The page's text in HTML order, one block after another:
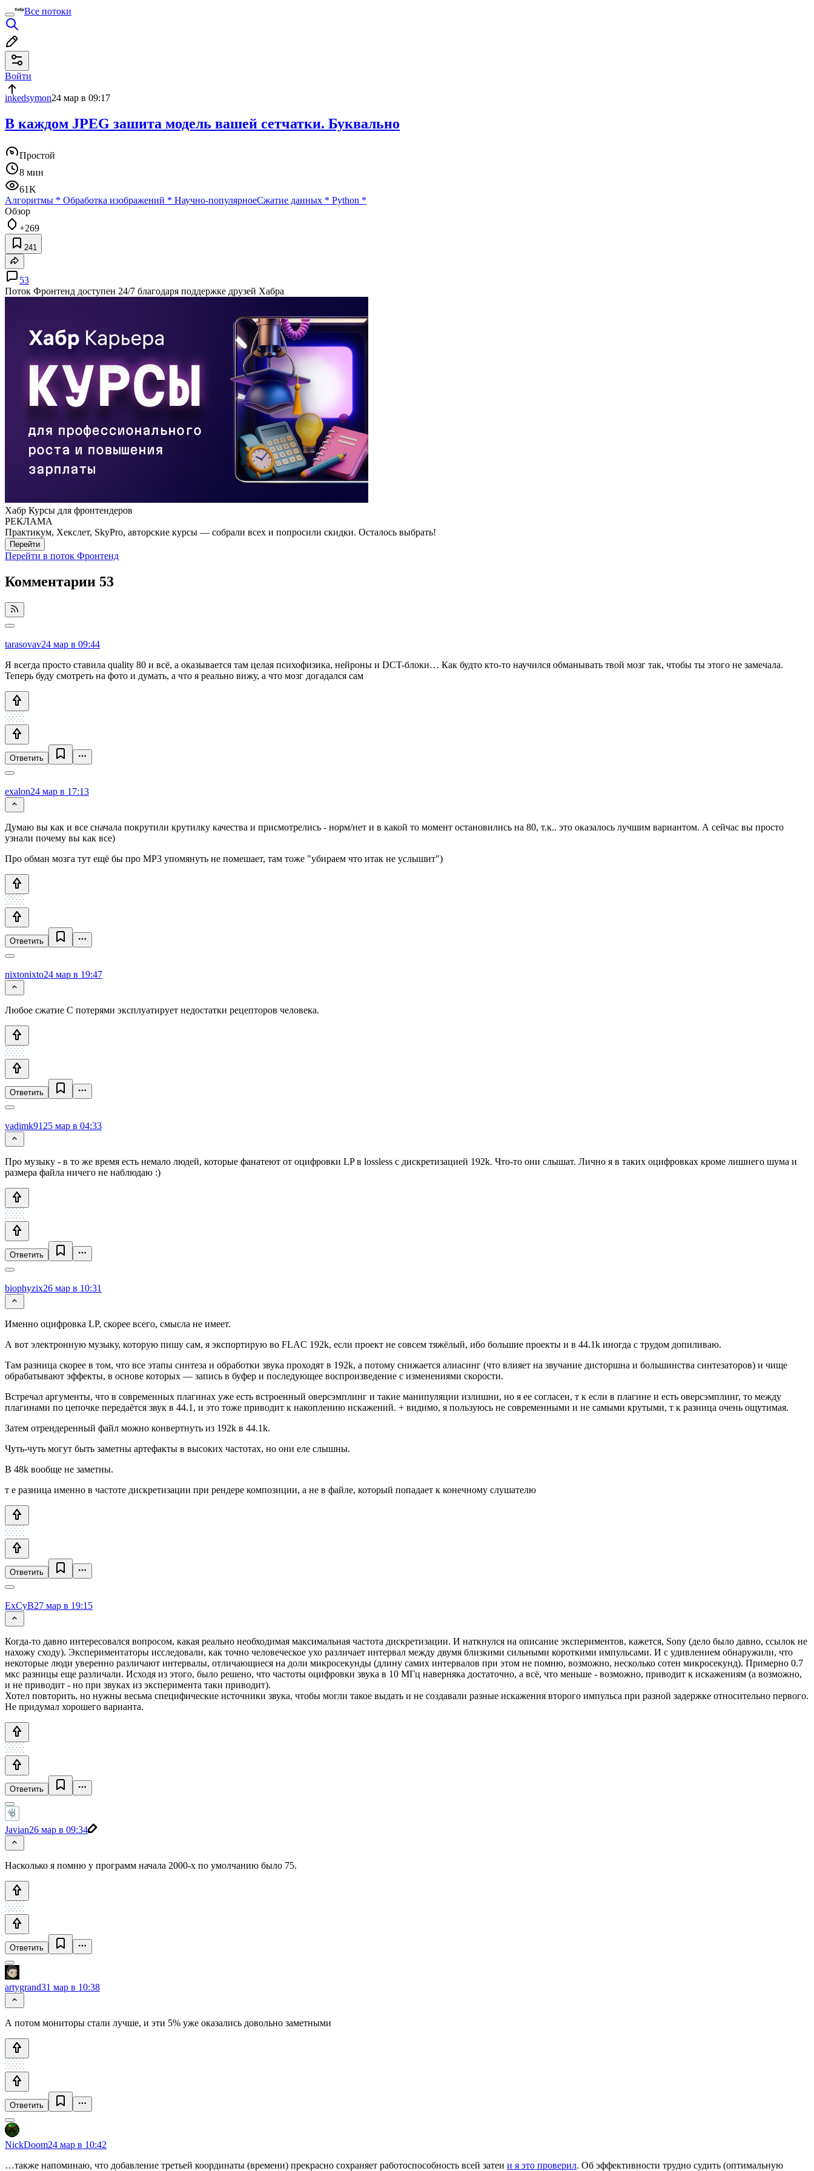
Все потоки
Войти
inkedsymon24 мар в 09:17
В каждом JPEG зашита модель вашей сетчатки. Буквально
Простой
8 мин
61K
Алгоритмы * Обработка изображений * Научно-популярноеСжатие данных * Python *
Обзор
+269
241
53
Поток Фронтенд доступен 24/7 благодаря поддержке друзей Хабра
Хабр Курсы для фронтендеров
РЕКЛАМА
Практикум, Хекслет, SkyPro, авторские курсы — собрали всех и попросили скидки. Осталось выбрать!
Перейти
Перейти в поток Фронтенд
Комментарии 53
tarasovav24 мар в 09:44
Я всегда просто ставила quality 80 и всё, а оказывается там целая психофизика, нейроны и DCT-блоки… Как будто кто-то научился обманывать твой мозг так, чтобы ты этого не замечала.
Теперь буду смотреть на фото и думать, а что я реально вижу, а что мозг догадался сам
Ответить
exalon24 мар в 17:13
Думаю вы как и все сначала покрутили крутилку качества и присмотрелись - норм/нет и в какой то момент остановились на 80, т.к.. это оказалось лучшим вариантом. А сейчас вы просто
узнали почему вы как все)
Про обман мозга тут ещё бы про MP3 упомянуть не помешает, там тоже "убираем что итак не услышит")
Ответить
nixtonixto24 мар в 19:47
Любое сжатие С потерями эксплуатирует недостатки рецепторов человека.
Ответить
vadimk91 25 мар в 04:33
Про музыку - в то же время есть немало людей, которые фанатеют от оцифровки LP в lossless с дискретизацией 192k. Что-то они слышат. Лично я в таких оцифровках кроме лишнего шума и
размера файла ничего не наблюдаю :)
Ответить
biophyzix26 мар в 10:31
Именно оцифровка LP, скорее всего, смысла не имеет.
А вот электронную музыку, которую пишу сам, я экспортирую во FLAC 192k, если проект не совсем тяжёлый, ибо большие проекты и в 44.1k иногда с трудом допиливаю.
Там разница скорее в том, что все этапы синтеза и обработки звука проходят в 192k, а потому снижается алиасинг (что влияет на звучание дисторшна и большинства синтезаторов) и чище
обрабатывают эффекты, в основе которых — запись в буфер и последующее воспроизведение с изменениями скорости.
Встречал аргументы, что в современных плагинах уже есть встроенный оверсэмплинг и такие манипуляции излишни, но я ее согласен, т к если в плагине и есть оверсэмплинг, то между
плагинами по цепочке передаётся звук в 44.1, и это тоже приводит к накоплению искажений. + видимо, я пользуюсь не современными и не самыми крутыми, т к разница очень ощутимая.
Затем отрендеренный файл можно конвертнуть из 192k в 44.1k.
Чуть-чуть могут быть заметны артефакты в высоких частотах, но они еле слышны.
В 48k вообще не заметны.
т е разница именно в частоте дискретизации при рендере композиции, а не в файле, который попадает к конечному слушателю
Ответить
ExCyB27 мар в 19:15
Когда-то давно интересовался вопросом, какая реально необходимая максимальная частота дискретизации. И наткнулся на описание экспериментов, кажется, Sony (дело было давно, ссылок не
нахожу сходу). Экспериментаторы исследовали, как точно человеческое ухо различает интервал между двумя близкими сильными короткими импульсами. И с удивлением обнаружили, что
некоторые люди уверенно различают интервалы, отличающиеся на доли микросекунды (длину самих интервалов при этом не помню, возможно, несколько сотен микросекунд). Примерно 0.7
мкс разницы еще различали. Исходя из этого, было решено, что частоты оцифровки звука в 10 МГц наверняка достаточно, а всё, что меньше - возможно, приводит к искажениям (а возможно,
и не приводит - но при звуках из эксперимента таки приводит).
Хотел повторить, но нужны весьма специфические источники звука, чтобы могли такое выдать и не создавали разные искажения второго импульса при разной задержке относительно первого.
Не придумал хорошего варианта.
Ответить
Javian26 мар в 09:34
Насколько я помню у программ начала 2000-х по умолчанию было 75.
Ответить
artygrand31 мар в 10:38
А потом мониторы стали лучше, и эти 5% уже оказались довольно заметными
Ответить
NickDoom24 мар в 10:42
…также напоминаю, что добавление третьей координаты (времени) прекрасно сохраняет работоспособность всей затеи и я это проверил. Об эффективности трудно судить (оптимальную